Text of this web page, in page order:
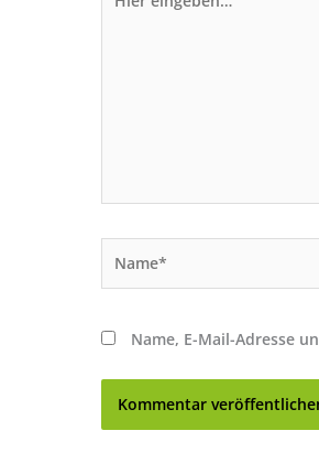
eingeben…
Name, E-Mail-Adresse